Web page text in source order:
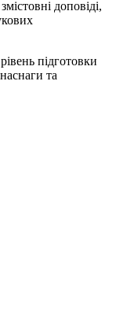
доповіді,
підготовки
та